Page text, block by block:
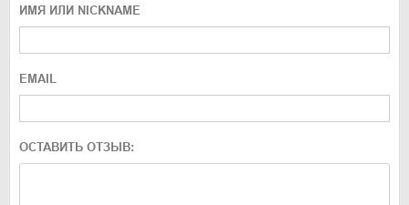
ИМЯ ИЛИ NICKNAME
EMAIL
ОСТАВИТЬ ОТЗЫВ: